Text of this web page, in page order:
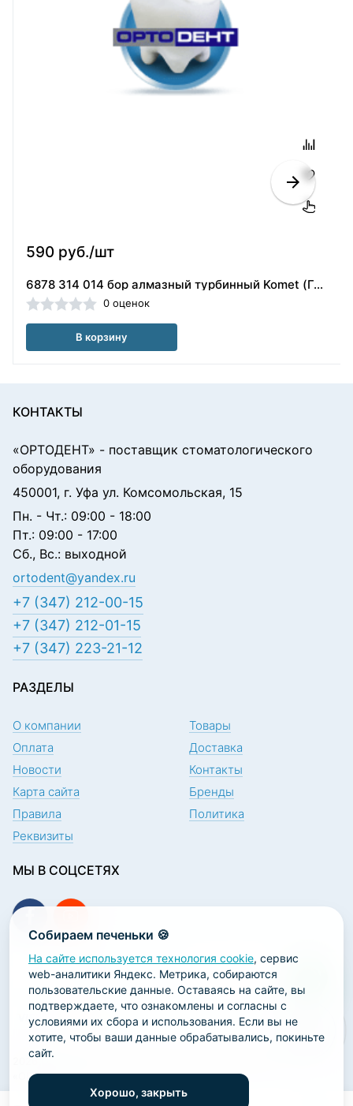
590 руб./шт
6878 314 014 бор алмазный турбинный Komet (Германия)
0 оценок
В корзину
Собираем печеньки 🍪
На сайте используется технология cookie, сервис
web-аналитики Яндекс. Метрика, собираются
пользовательские данные. Оставаясь на сайте, вы
подтверждаете, что ознакомлены и согласны с
условиями их сбора и использования. Если вы не
хотите, чтобы ваши данные обрабатывались, покиньте
сайт.
Хорошо, закрыть
КОНТАКТЫ
«ОРТОДЕНТ» - поставщик стоматологического
оборудования
450001, г. Уфа ул. Комсомольская, 15
Пн. - Чт.: 09:00 - 18:00
Пт.: 09:00 - 17:00
Сб., Вс.: выходной
ortodent@yandex.ru
+7 (347) 212-00-15
+7 (347) 212-01-15
+7 (347) 223-21-12
РАЗДЕЛЫ
О компании
Товары
Оплата
Доставка
Новости
Контакты
Карта сайта
Бренды
Правила
Политика
Реквизиты
МЫ В СОЦСЕТЯХ
ПОДПИСКА НА НОВОСТИ
2026 ООО «Научно-производственная лаборатория
«ОРТОДЕНТ»